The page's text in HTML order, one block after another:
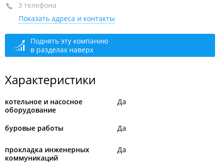
оф. 3, 9, 10, 11
+7 (423-37) 4-30-29
+7 994 003-30-00
+7 924 251-13-85
3 телефона
Показать адреса и контакты
Поднять эту компанию
в разделах наверх
Характеристики
котельное и насосное
оборудование
Да
буровые работы Да
прокладка инженерных
коммуникаций
Да